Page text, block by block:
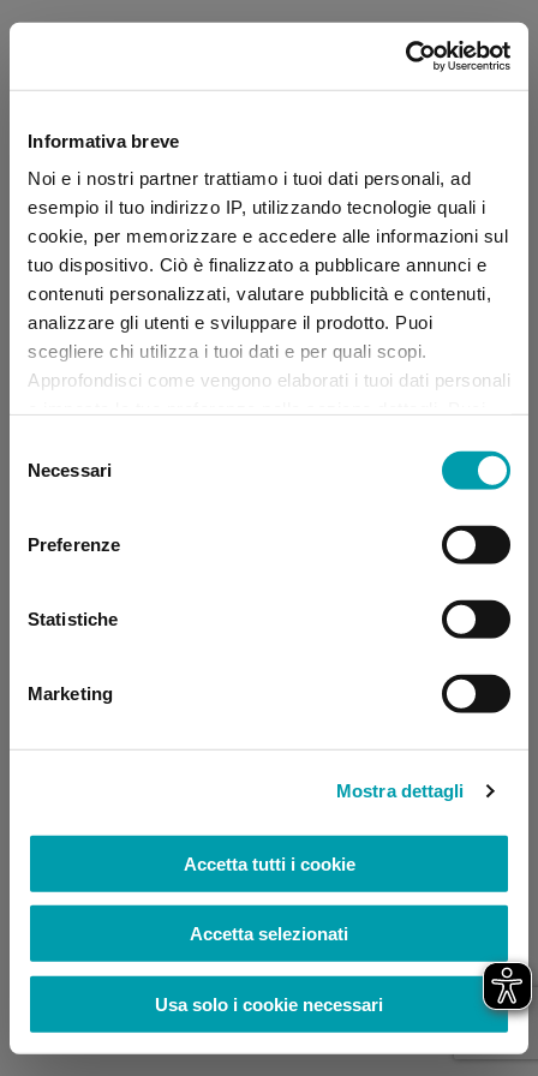
Informativa breve
Noi e i nostri partner trattiamo i tuoi dati personali, ad
esempio il tuo indirizzo IP, utilizzando tecnologie quali i
cookie, per memorizzare e accedere alle informazioni sul
tuo dispositivo. Ciò è finalizzato a pubblicare annunci e
contenuti personalizzati, valutare pubblicità e contenuti,
analizzare gli utenti e sviluppare il prodotto. Puoi
scegliere chi utilizza i tuoi dati e per quali scopi.
Approfondisci come vengono elaborati i tuoi dati personali
momento dalla Dichiarazione sui “
delNecessari
Preferenze
Statistiche
Marketing
Mostra dettagli
Accetta tutti i cookie
Accetta selezionati
Usa solo i cookie necessari
Application error: a client-side exception has occurred (see the
browser console for more information)